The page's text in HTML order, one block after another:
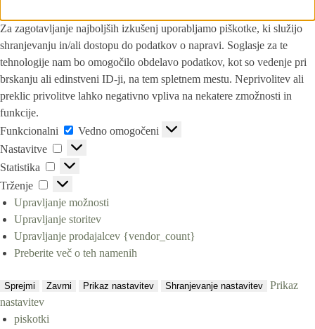
Za zagotavljanje najboljših izkušenj uporabljamo piškotke, ki služijo
shranjevanju in/ali dostopu do podatkov o napravi. Soglasje za te
tehnologije nam bo omogočilo obdelavo podatkov, kot so vedenje pri
brskanju ali edinstveni ID-ji, na tem spletnem mestu. Neprivolitev ali
preklic privolitve lahko negativno vpliva na nekatere zmožnosti in
funkcije.
Funkcionalni
Vedno omogočeni
Nastavitve
Statistika
Trženje
Upravljanje možnosti
Upravljanje storitev
Upravljanje prodajalcev {vendor_count}
Preberite več o teh namenih
Sprejmi Zavrni Prikaz nastavitev Shranjevanje nastavitev
Prikaz
nastavitev
piskotki